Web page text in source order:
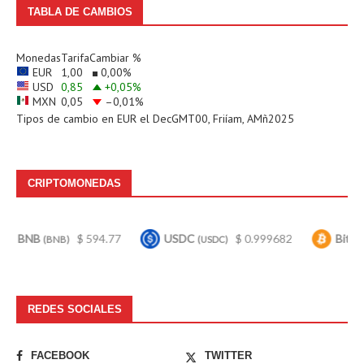
TABLA DE CAMBIOS
MonedasTarifaCambiar %
EUR
1,00 0,00%
USD 0,85 +0,05%
MXN 0,05 –0,01%
Tipos de cambio en EUR el DecGMT00, Friíam, AMñ2025
CRIPTOMONEDAS
(BNB) $ 594.77 USDC (USDC) $ 0.999682 Bitcoin(BTC)
REDES SOCIALES
FACEBOOK
TWITTER